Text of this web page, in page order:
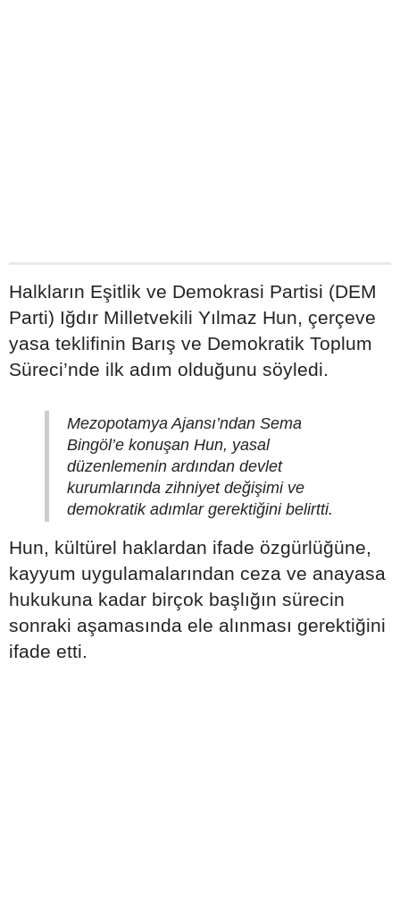
Halkların Eşitlik ve Demokrasi Partisi (DEM
Parti) Iğdır Milletvekili Yılmaz Hun, çerçeve
yasa teklifinin Barış ve Demokratik Toplum
Süreci’nde ilk adım olduğunu söyledi.
Mezopotamya Ajansı’ndan Sema
Bingöl’e konuşan Hun, yasal
düzenlemenin ardından devlet
kurumlarında zihniyet değişimi ve
demokratik adımlar gerektiğini belirtti.
Hun, kültürel haklardan ifade özgürlüğüne,
kayyum uygulamalarından ceza ve anayasa
hukukuna kadar birçok başlığın sürecin
sonraki aşamasında ele alınması gerektiğini
ifade etti.